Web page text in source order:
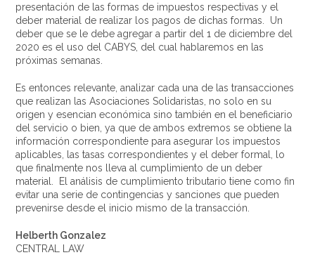
presentación de las formas de impuestos respectivas y el
deber material de realizar los pagos de dichas formas. Un
deber que se le debe agregar a partir del 1 de diciembre del
2020 es el uso del CABYS, del cual hablaremos en las
próximas semanas.
Es entonces relevante, analizar cada una de las transacciones
que realizan las Asociaciones Solidaristas, no solo en su
origen y esencian económica sino también en el beneficiario
del servicio o bien, ya que de ambos extremos se obtiene la
información correspondiente para asegurar los impuestos
aplicables, las tasas correspondientes y el deber formal, lo
que finalmente nos lleva al cumplimiento de un deber
material. El análisis de cumplimiento tributario tiene como fin
evitar una serie de contingencias y sanciones que pueden
prevenirse desde el inicio mismo de la transacción.
Helberth Gonzalez
CENTRAL LAW